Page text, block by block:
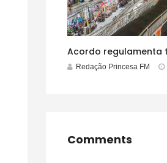
Redação Princesa FM
Comments